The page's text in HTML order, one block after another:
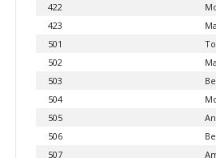
422
423
501
502
503
504
505
506
507